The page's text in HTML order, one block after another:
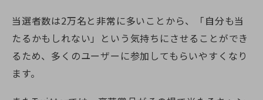
当選者数は2万名と非常に多いことから、「自分も当
たるかもしれない」という気持ちにさせることができ
るため、多くのユーザーに参加してもらいやすくなり
ます。